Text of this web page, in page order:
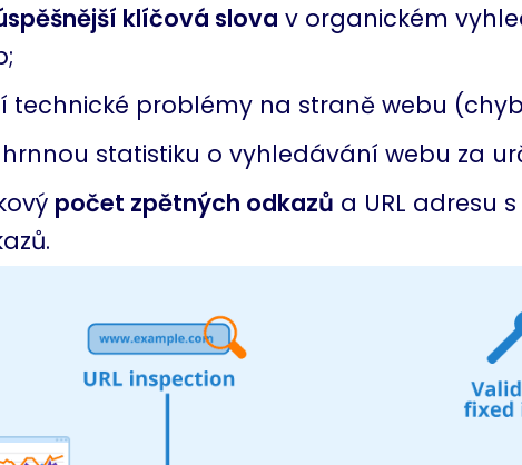
klíčová slova v organickém
technické problémy na straně webu
statistiku o vyhledávání webu za
počet zpětných odkazů a URL adresu